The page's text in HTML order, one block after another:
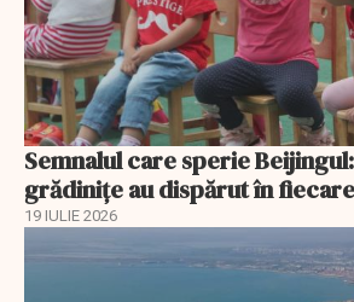
Semnalul care sperie
grădinițe au dispărut în
19 IULIE 2026